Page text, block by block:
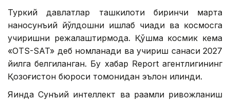
Туркий давлатлар ташкилоти биринчи марта
наносунъий йўлдошни ишлаб чиқади ва космосга
учиришни режалаштирмоқда. Қўшма космик кема
«OTS-SAT» деб номланади ва учириш санаси 2027
йилга белгиланган. Бу хабар Report агентлигининг
Қозоғистон бюроси томонидан эълон қилинди.
Яқинда Сунъий интеллект ва рақамли ривожланиш